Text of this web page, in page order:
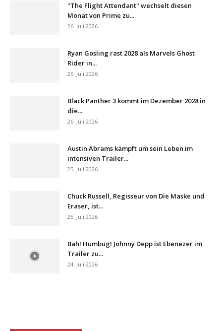
"The Flight Attendant" wechselt diesen
Monat von Prime zu...
26. Juli 2026
Ryan Gosling rast 2028 als Marvels Ghost
Rider in...
26. Juli 2026
Black Panther 3 kommt im Dezember 2028 in
die...
26. Juli 2026
Austin Abrams kämpft um sein Leben im
intensiven Trailer...
25. Juli 2026
Chuck Russell, Regisseur von Die Maske und
Eraser, ist...
25. Juli 2026
Bah! Humbug! Johnny Depp ist Ebenezer im
Trailer zu...
24. Juli 2026